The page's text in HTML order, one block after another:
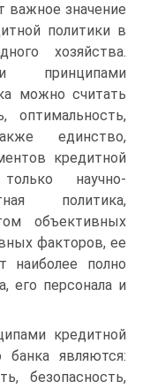
значение
политики в
хозяйства.
принципами
можно считать
оптимальность,
единство,
кредитной
научно-
политика,
объективных
факторов, ее
наиболее полно
его персонала и
кредитной
банка являются:
безопасность,